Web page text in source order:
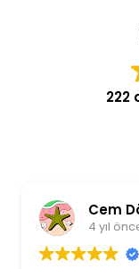
222
Cem
4 yıl